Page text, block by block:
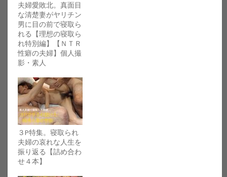
夫婦愛敗北。真面目
な清楚妻がヤリチン
男に目の前で寝取ら
れる【理想の寝取ら
れ特別編】【ＮＴＲ
性癖の夫婦】個人撮
影・素人
３P特集。寝取られ
夫婦の哀れな人生を
振り返る【詰め合わ
せ４本】